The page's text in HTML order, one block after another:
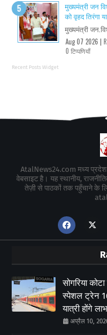
मुख्यमंत्री जन
को वृहद तिरंगा
मुख्यमंत्री
Aug 07 2026 |
0 टिप्पणियाँ
Recent Posts Widget
AtalNews24.com मध्य प्रदेश
वेबसाइट है। यह स्थानीय,
तेज़ी से पाठकों तक पहुँचाने के
सोगरिया
स्पेशल ट्रेन
यात्री होंगे
अप्रैल 10,